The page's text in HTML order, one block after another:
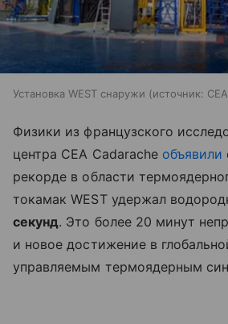
Установка WEST снаружи источник: CEA
Физики из французского
центра CEA Cadarache объявили
рекорде в области
токамак WEST удержал
секунд. Это более 20 минут
и новое достижение в
управляемым термоядерным